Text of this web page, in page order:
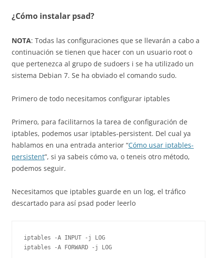
¿Cómo instalar psad?
NOTA: Todas las configuraciones que se llevarán a cabo a
continuación se tienen que hacer con un usuario root o
que pertenezca al grupo de sudoers i se ha utilizado un
sistema Debian 7. Se ha obviado el comando sudo.
Primero de todo necesitamos configurar iptables
Primero, para facilitarnos la tarea de configuración de
iptables, podemos usar iptables-persistent. Del cual ya
hablamos en una entrada anterior “Cómo usar iptables-
persistent”, si ya sabeis cómo va, o teneis otro método,
podemos seguir.
Necesitamos que iptables guarde en un log, el tráfico
descartado para así psad poder leerlo
iptables -A INPUT -j LOG